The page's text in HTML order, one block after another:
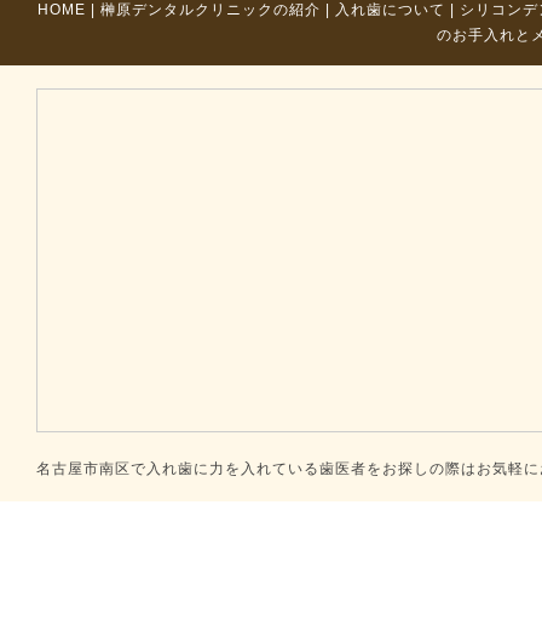
HOME 榊原デンタルクリニックの紹介 入れ歯について
シリコン
のお手入れと
名古屋市南区で入れ歯に力を入れている歯医者をお探しの際はお気